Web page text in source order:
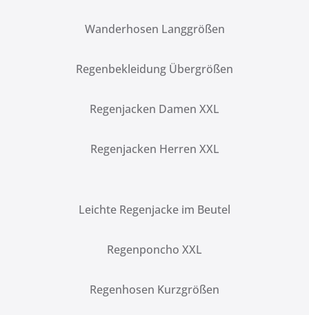
Wanderhosen Langgrößen
Regenbekleidung Übergrößen
Regenjacken Damen XXL
Regenjacken Herren XXL
Leichte Regenjacke im Beutel
Regenponcho XXL
Regenhosen Kurzgrößen